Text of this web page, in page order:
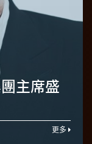
主席盛
更多